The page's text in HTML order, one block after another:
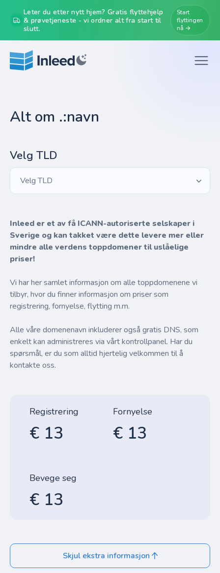
Leter du etter nytt hjem? Gratis flyttehjelp
& prøvetjeneste - vi ordner alt fra start til
slutt.
Start
flyttingen
nå →
Alt om .:navn
Velg TLD
Velg TLD
Inleed er et av få ICANN-autoriserte selskaper i
Sverige og kan takket være dette levere mer eller
mindre alle verdens toppdomener til uslåelige
priser!
Vi har her samlet informasjon om alle toppdomenene vi
tilbyr, hvor du finner informasjon om priser som
registrering, fornyelse, flytting m.m.
Alle våre domenenavn inkluderer også gratis DNS, som
enkelt kan administreres via vårt kontrollpanel. Har du
spørsmål, er du som alltid hjertelig velkommen til å
kontakte oss.
Registrering
€ 13
Fornyelse
€ 13
Bevege seg
€ 13
Skjul ekstra informasjon